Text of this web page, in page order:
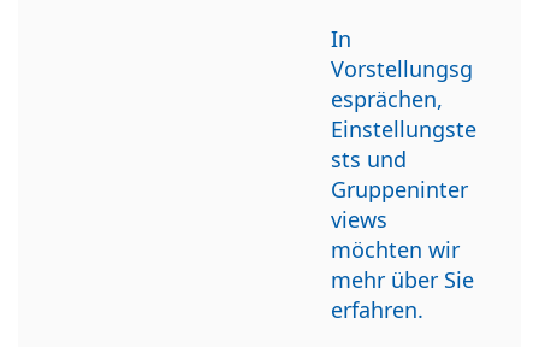
In
Vorstellungsg
esprächen,
Einstellungste
sts und
Gruppeninter
views
möchten wir
mehr über Sie
erfahren.